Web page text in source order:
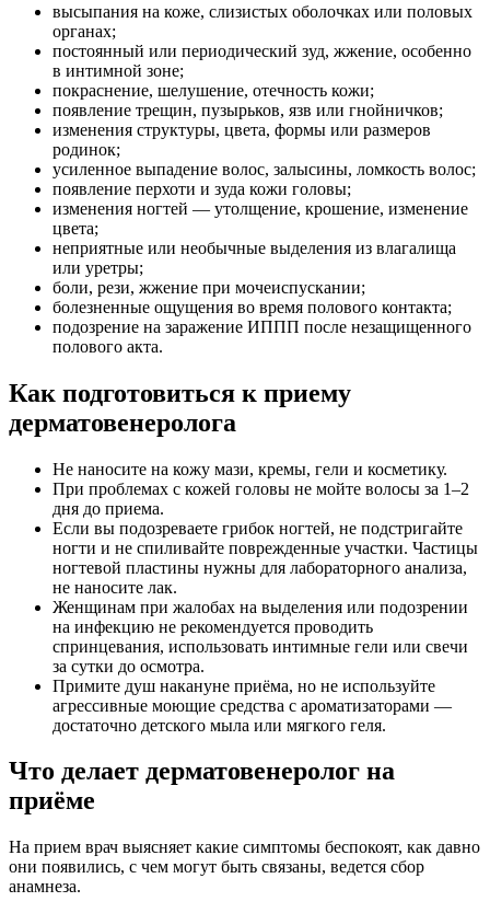
высыпания на коже, слизистых оболочках или половых
органах;
постоянный или периодический зуд, жжение, особенно
в интимной зоне;
покраснение, шелушение, отечность кожи;
появление трещин, пузырьков, язв или гнойничков;
изменения структуры, цвета, формы или размеров
родинок;
усиленное выпадение волос, залысины, ломкость волос;
появление перхоти и зуда кожи головы;
изменения ногтей — утолщение, крошение, изменение
цвета;
неприятные или необычные выделения из влагалища
или уретры;
боли, рези, жжение при мочеиспускании;
болезненные ощущения во время полового контакта;
подозрение на заражение ИППП после незащищенного
полового акта.
Как подготовиться к приему
дерматовенеролога
Не наносите на кожу мази, кремы, гели и косметику.
При проблемах с кожей головы не мойте волосы за 1–2
дня до приема.
Если вы подозреваете грибок ногтей, не подстригайте
ногти и не спиливайте поврежденные участки. Частицы
ногтевой пластины нужны для лабораторного анализа,
не наносите лак.
Женщинам при жалобах на выделения или подозрении
на инфекцию не рекомендуется проводить
спринцевания, использовать интимные гели или свечи
за сутки до осмотра.
Примите душ накануне приёма, но не используйте
агрессивные моющие средства с ароматизаторами —
достаточно детского мыла или мягкого геля.
Что делает дерматовенеролог на
приёме
На прием врач выясняет какие симптомы беспокоят, как давно
они появились, с чем могут быть связаны, ведется сбор
анамнеза.